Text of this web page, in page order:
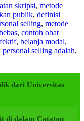
skripsi, metode
publik, definisi
selling, metode
, contoh obat
, belanja modal,
personal selling adalah,
dari Universitas
di dalam Catatan